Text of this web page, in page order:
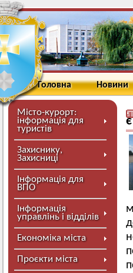
Головна Новини
Місто-курорт:
інформація для
туристів
Захиснику,
Захисниці
Інформація для
ВПО
Інформація
управлінь і відділів
Економіка міста
Проєкти міста